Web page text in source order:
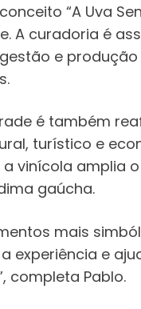
“A Uva
A curadoria é
e
é também
turístico e
vinícola amplia
gaúcha.
mais
experiência e
completa Pablo.